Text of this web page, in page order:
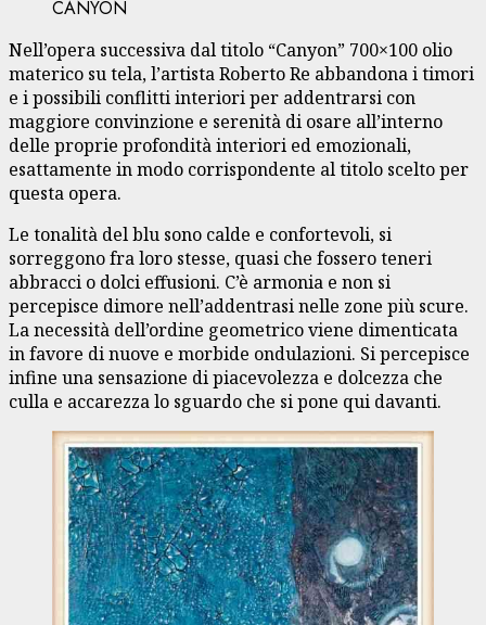
CANYON
Nell’opera successiva dal titolo “Canyon” 700×100 olio
materico su tela, l’artista Roberto Re abbandona i timori
e i possibili conflitti interiori per addentrarsi con
maggiore convinzione e serenità di osare all’interno
delle proprie profondità interiori ed emozionali,
esattamente in modo corrispondente al titolo scelto per
questa opera.
Le tonalità del blu sono calde e confortevoli, si
sorreggono fra loro stesse, quasi che fossero teneri
abbracci o dolci effusioni. C’è armonia e non si
percepisce dimore nell’addentrasi nelle zone più scure.
La necessità dell’ordine geometrico viene dimenticata
in favore di nuove e morbide ondulazioni. Si percepisce
infine una sensazione di piacevolezza e dolcezza che
culla e accarezza lo sguardo che si pone qui davanti.